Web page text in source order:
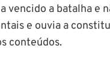
vencido a batalha e
e ouvia a
conteúdos.